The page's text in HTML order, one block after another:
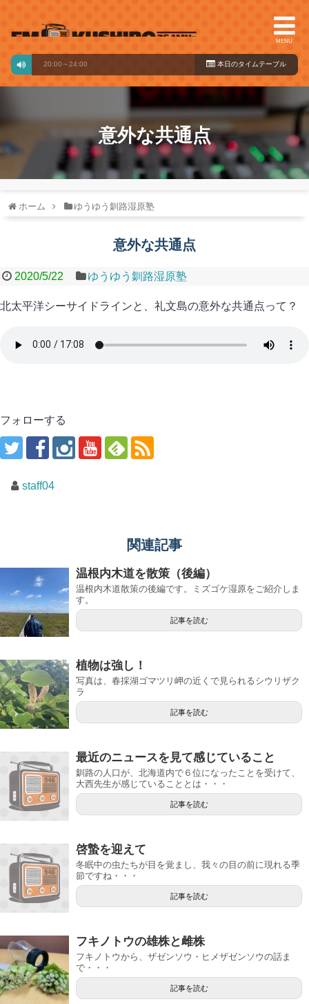
MENU
組です 20:00～24:00 本日のタイ ムテーブル
意外な共通点
ホーム ゆうゆう釧路湿原塾
意外な共通点
2020/5/22 ゆうゆう釧路湿原塾
北太平洋シーサイドラインと、礼文島の意外な共通点って？
フォローする
staff04
関連記事
温根内木道を散策（後編）
温根内木道散策の後編です。ミズゴケ湿原をご紹介しま
す。
記事を読む
植物は強し！
写真は、春採湖ゴマツリ岬の近くで見られるシウリザク
ラ
記事を読む
最近のニュースを見て感じていること
釧路の人口が、北海道内で６位になったことを受けて、
大西先生が感じていることとは・・・
記事を読む
啓蟄を迎えて
冬眠中の虫たちが目を覚まし、我々の目の前に現れる季
節ですね・・・
記事を読む
フキノトウの雄株と雌株
フキノトウから、ザゼンソウ・ヒメザゼンソウの話ま
で・・・
記事を読む